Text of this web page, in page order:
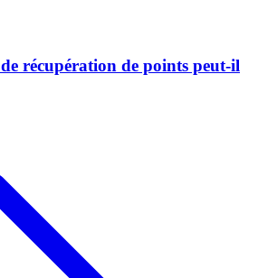
récupération de points peut-il